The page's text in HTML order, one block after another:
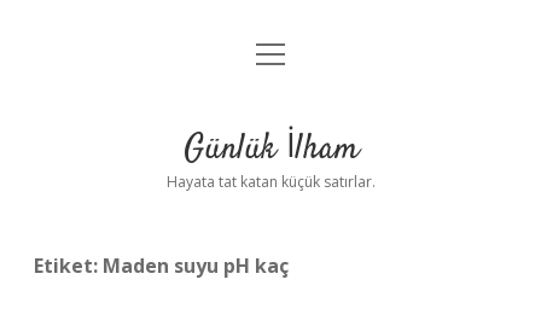
Anasayfa
Yasal Uyarı
menüyü
Günlük İlham
Hayata tat katan küçük satırlar.
Etiket: Maden suyu pH kaç